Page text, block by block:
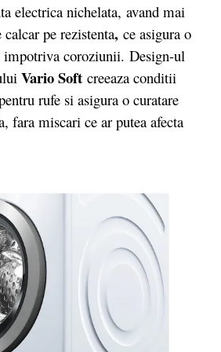
electrica nichelata, avand mai
pe rezistenta, ce asigura o
impotriva coroziunii. Design-ul
Vario Soft creeaza conditii
rufe si asigura o curatare
fara miscari ce ar putea afecta